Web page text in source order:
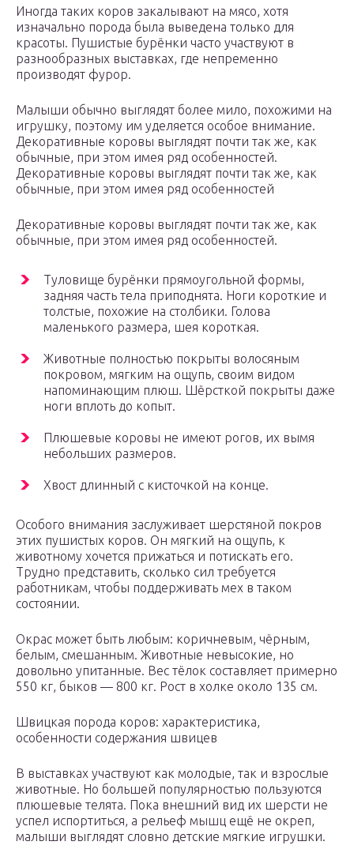
Иногда таких коров закалывают на мясо, хотя
изначально порода была выведена только для
красоты. Пушистые бурёнки часто участвуют в
разнообразных выставках, где непременно
производят фурор.
Малыши обычно выглядят более мило, похожими на
игрушку, поэтому им уделяется особое внимание.
Декоративные коровы выглядят почти так же, как
обычные, при этом имея ряд особенностей.
Декоративные коровы выглядят почти так же, как
обычные, при этом имея ряд особенностей
Декоративные коровы выглядят почти так же, как
обычные, при этом имея ряд особенностей.
Туловище бурёнки прямоугольной формы,
задняя часть тела приподнята. Ноги короткие и
толстые, похожие на столбики. Голова
маленького размера, шея короткая.
Животные полностью покрыты волосяным
покровом, мягким на ощупь, своим видом
напоминающим плюш. Шёрсткой покрыты даже
ноги вплоть до копыт.
Плюшевые коровы не имеют рогов, их вымя
небольших размеров.
Хвост длинный с кисточкой на конце.
Особого внимания заслуживает шерстяной покров
этих пушистых коров. Он мягкий на ощупь, к
животному хочется прижаться и потискать его.
Трудно представить, сколько сил требуется
работникам, чтобы поддерживать мех в таком
состоянии.
Окрас может быть любым: коричневым, чёрным,
белым, смешанным. Животные невысокие, но
довольно упитанные. Вес тёлок составляет примерно
550 кг, быков — 800 кг. Рост в холке около 135 см.
Швицкая порода коров: характеристика,
особенности содержания швицев
В выставках участвуют как молодые, так и взрослые
животные. Но большей популярностью пользуются
плюшевые телята. Пока внешний вид их шерсти не
успел испортиться, а рельеф мышц ещё не окреп,
малыши выглядят словно детские мягкие игрушки.